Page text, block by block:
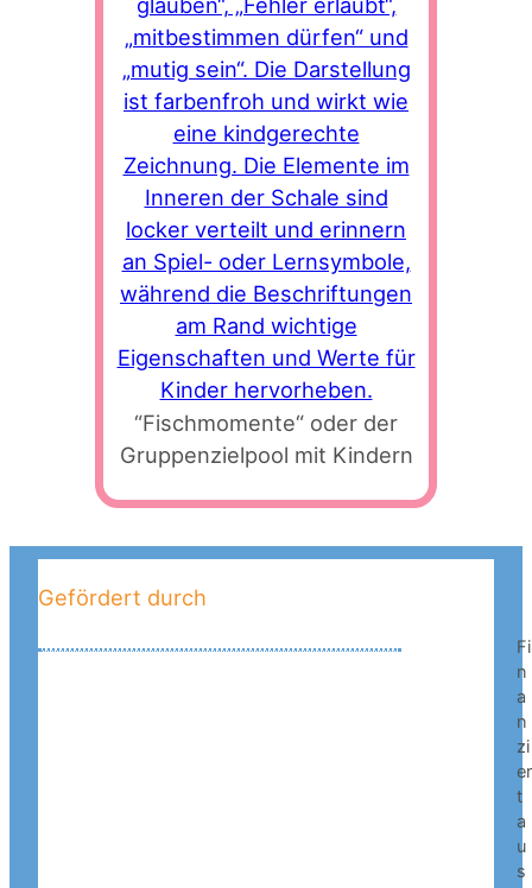
“Fischmomente“ oder der
Gruppenzielpool mit Kindern
Gefördert durch
Fi
n
a
n
zi
er
t
a
u
s